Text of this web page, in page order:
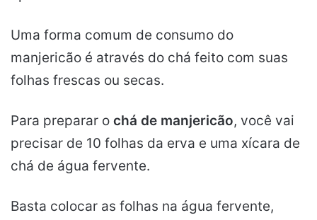
Uma forma comum de consumo do
manjericão é através do chá feito com suas
folhas frescas ou secas.
Para preparar o chá de manjericão, você vai
precisar de 10 folhas da erva e uma xícara de
chá de água fervente.
Basta colocar as folhas na água fervente,